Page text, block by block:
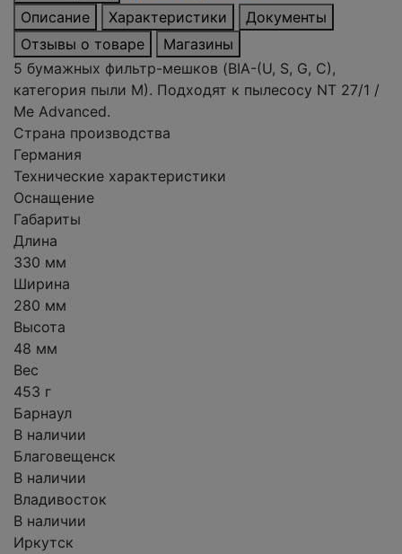
Описание
Характеристики
Документы
Отзывы о товаре
Магазины
5 бумажных фильтр-мешков (BIA-(U, S, G, C),
категория пыли M). Подходят к пылесосу NT 27/1 /
Me Advanced.
Страна производства
Германия
Технические характеристики
Оснащение
Габариты
Длина
330 мм
Ширина
280 мм
Высота
48 мм
Вес
453 г
Барнаул
В наличии
Благовещенск
В наличии
Владивосток
В наличии
Иркутск